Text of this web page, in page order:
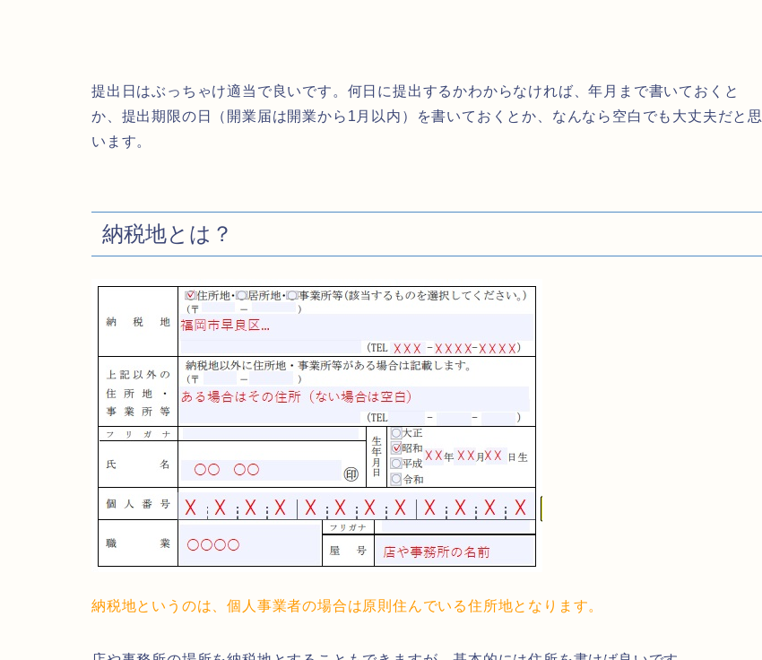
提出日はぶっちゃけ適当で良いです。何日に提出するかわからなければ、年月まで書いておくと
か、提出期限の日（開業届は開業から1月以内）を書いておくとか、なんなら空白でも大丈夫だと思
います。
納税地とは？
納税地というのは、個人事業者の場合は原則住んでいる住所地となります。